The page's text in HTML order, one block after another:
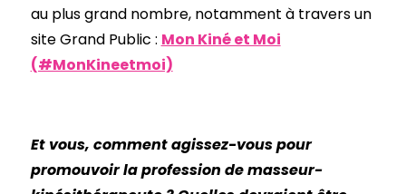
au plus grand nombre, notamment à travers un
site Grand Public : Mon Kiné et Moi
(#MonKineetmoi)
Et vous, comment agissez-vous pour
promouvoir la profession de masseur-